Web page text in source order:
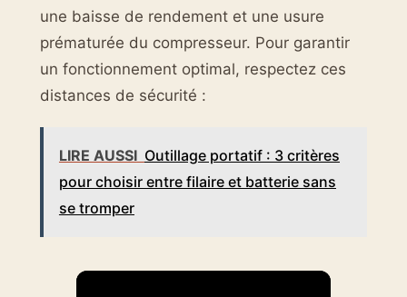
une baisse de rendement et une usure
prématurée du compresseur. Pour garantir
un fonctionnement optimal, respectez ces
distances de sécurité :
LIRE AUSSI Outillage portatif : 3 critères
pour choisir entre filaire et batterie sans
se tromper